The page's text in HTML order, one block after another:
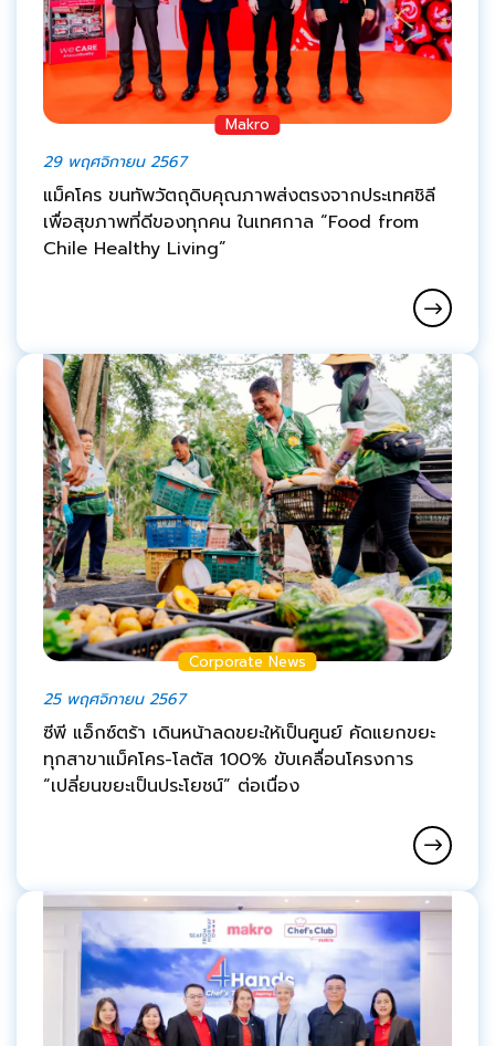
Makro
29 พฤศจิกายน 2567
แม็คโคร ขนทัพวัตถุดิบคุณภาพส่งตรงจากประเทศชิลี
เพื่อสุขภาพที่ดีของทุกคน ในเทศกาล “Food from
Chile Healthy Living”
Corporate News
25 พฤศจิกายน 2567
ซีพี แอ็กซ์ตร้า เดินหน้าลดขยะให้เป็นศูนย์ คัดแยกขยะ
ทุกสาขาแม็คโคร-โลตัส 100% ขับเคลื่อนโครงการ
“เปลี่ยนขยะเป็นประโยชน์” ต่อเนื่อง